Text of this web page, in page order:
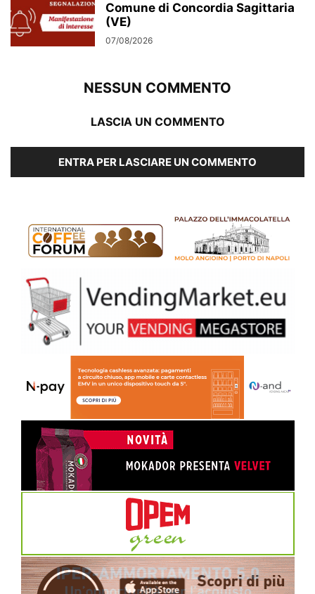
Comune di Concordia Sagittaria
(VE)
07/08/2026
NESSUN COMMENTO
LASCIA UN COMMENTO
ENTRA PER LASCIARE UN COMMENTO